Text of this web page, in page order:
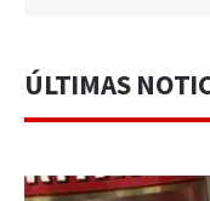
ÚLTIMAS